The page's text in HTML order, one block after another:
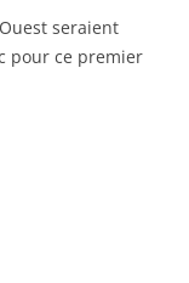
seraient
pour ce premier